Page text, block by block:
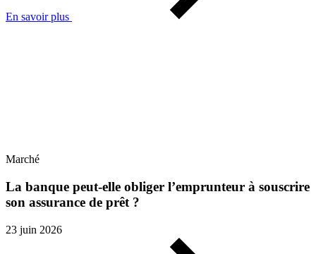
En savoir plus
Marché
La banque peut-elle obliger l’emprunteur à souscrire
son assurance de prêt ?
23 juin 2026